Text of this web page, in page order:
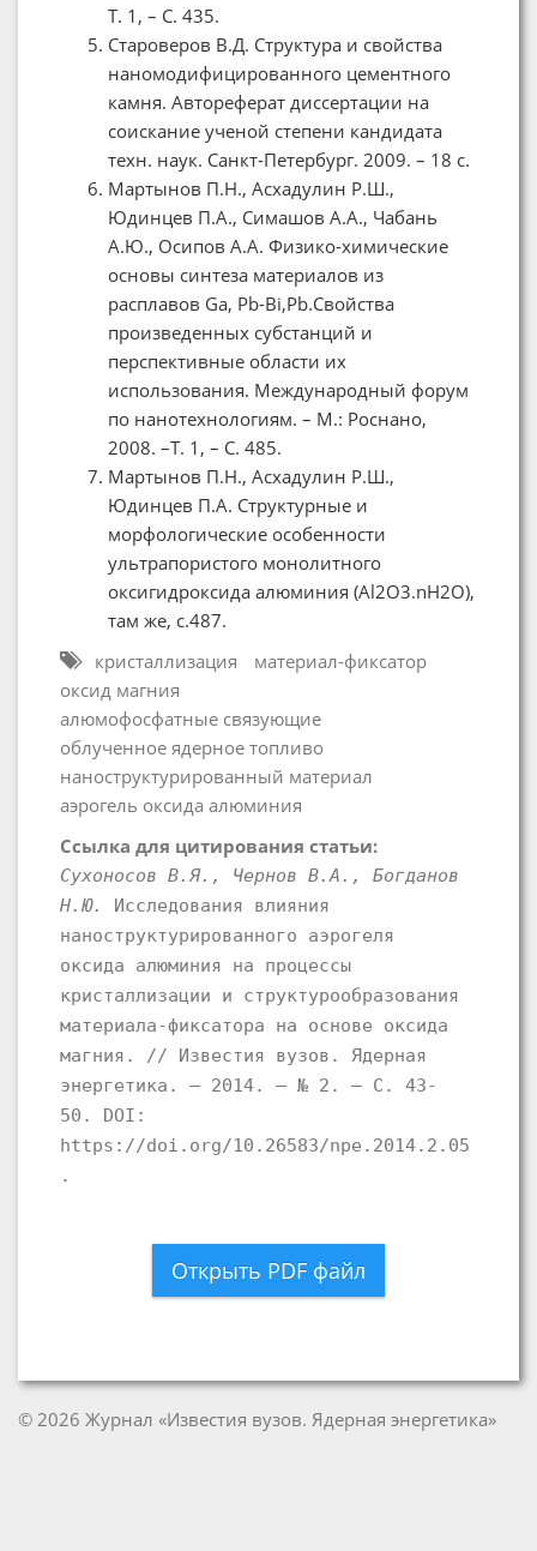
Т. 1, – С. 435.
Староверов В.Д. Структура и свойства
наномодифицированного цементного
камня. Автореферат диссертации на
соискание ученой степени кандидата
техн. наук. Санкт-Петербург. 2009. – 18 с.
Мартынов П.Н., Асхадулин Р.Ш.,
Юдинцев П.А., Симашов А.А., Чабань
А.Ю., Осипов А.А. Физико-химические
основы синтеза материалов из
расплавов Ga, Pb-Bi,Pb.Свойства
произведенных субстанций и
перспективные области их
использования. Международный форум
по нанотехнологиям. – М.: Роснано,
2008. –Т. 1, – С. 485.
Мартынов П.Н., Асхадулин Р.Ш.,
Юдинцев П.А. Структурные и
морфологические особенности
ультрапористого монолитного
оксигидроксида алюминия (Al2O3.nH2O),
там же, с.487.
кристаллизация
материал-фиксатор
оксид магния
алюмофосфатные связующие
облученное ядерное топливо
наноструктурированный материал
аэрогель оксида алюминия
Ссылка для цитирования статьи:
Сухоносов В.Я., Чернов В.А., Богданов
Н.Ю.
Исследования влияния
наноструктурированного аэрогеля
оксида алюминия на процессы
кристаллизации и структурообразования
материала-фиксатора на основе оксида
магния. // Известия вузов. Ядерная
энергетика. – 2014. – № 2. – С. 43-
50. DOI:
https://doi.org/10.26583/npe.2014.2.05
.
Открыть PDF файл
© 2026 Журнал «Известия вузов. Ядерная энергетика»